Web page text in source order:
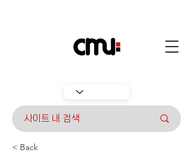
< Back